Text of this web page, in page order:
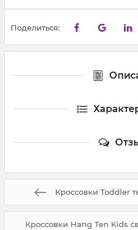
Поделиться:
Кроссовки Toddler
Кроссовки Hang Ten Kids